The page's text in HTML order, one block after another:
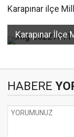
Karapınar ilçe
Karapınar İlçe
HABERE